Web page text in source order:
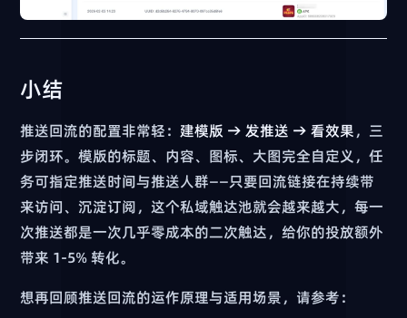
小结
推送回流的配置非常轻： 建模版 → 发推送 → 看效果，三
步闭环。模版的标题、内容、图标、大图完全自定义，任
务可指定推送时间与推送人群——只要回流链接在持续带
来访问、沉淀订阅，这个私域触达池就会越来越大，每一
次推送都是一次几乎零成本的二次触达，给你的投放额外
带来 1-5% 转化。
想再回顾推送回流的运作原理与适用场景，请参考：